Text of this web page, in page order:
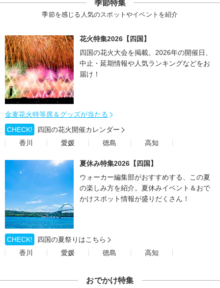
季節特集
季節を感じる人気のスポットやイベントを紹介
花火特集2026【四国】
四国の花火大会を掲載。2026年の開催日、
中止・延期情報や人気ランキングなどをお
届け！
金麦花火特等席＆グッズが当たる
CHECK!
四国の花火開催カレンダー
香川
愛媛 徳島 高知
夏休み特集2026【四国】
ウォーカー編集部がおすすめする、この夏
の楽しみ方を紹介。夏休みイベント＆おで
かけスポット情報が盛りだくさん！
CHECK!
四国の夏祭りはこちら
香川
愛媛 徳島 高知
おでかけ特集